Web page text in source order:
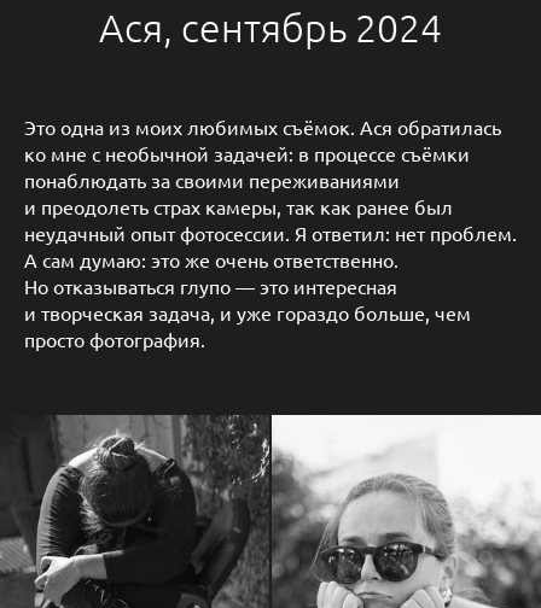
Ася, сентябрь 2024
Это одна из моих любимых съёмок. Ася обратилась
ко мне с необычной задачей: в процессе съёмки
понаблюдать за своими переживаниями
и преодолеть страх камеры, так как ранее был
неудачный опыт фотосессии. Я ответил: нет проблем.
А сам думаю: это же очень ответственно.
Но отказываться глупо — это интересная
и творческая задача, и уже гораздо больше, чем
просто фотография.